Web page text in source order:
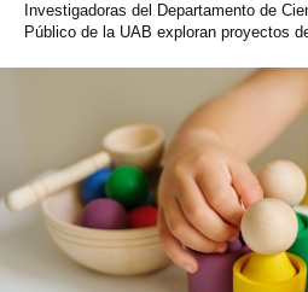
Investigadoras del Departamento de
Público de la UAB exploran proyectos